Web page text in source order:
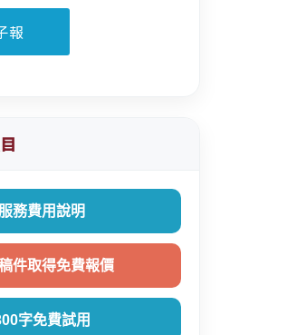
服務費用說明
稿件取得免費報價
字免費試用